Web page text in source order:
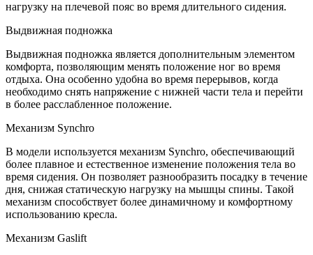
нагрузку на плечевой пояс во время длительного сидения.
Выдвижная подножка
Выдвижная подножка является дополнительным элементом
комфорта, позволяющим менять положение ног во время
отдыха. Она особенно удобна во время перерывов, когда
необходимо снять напряжение с нижней части тела и перейти
в более расслабленное положение.
Механизм Synchro
В модели используется механизм Synchro, обеспечивающий
более плавное и естественное изменение положения тела во
время сидения. Он позволяет разнообразить посадку в течение
дня, снижая статическую нагрузку на мышцы спины. Такой
механизм способствует более динамичному и комфортному
использованию кресла.
Механизм Gaslift